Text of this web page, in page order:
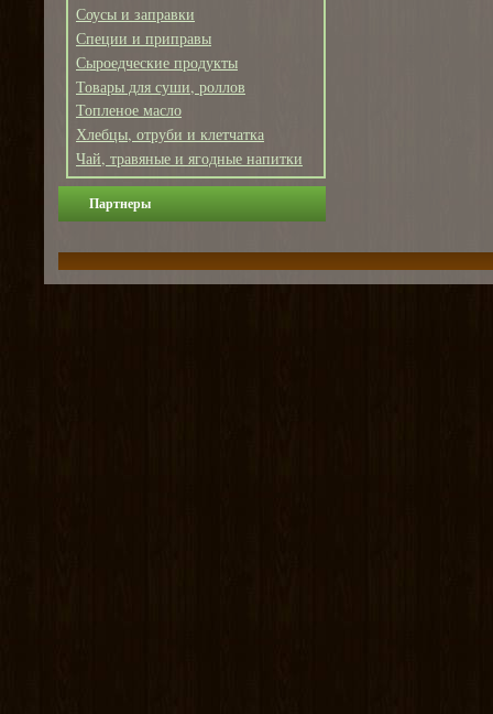
Соусы и заправки
Специи и приправы
Сыроедческие продукты
Товары для суши, роллов
Топленое масло
Хлебцы, отруби и клетчатка
Чай, травяные и ягодные напитки
Партнеры